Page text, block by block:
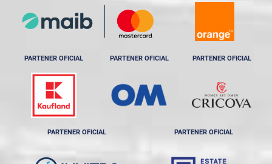
PARTENER OFICIAL PARTENER OFICIAL PARTENER OFICIAL
PARTENER OFICIAL PARTENER OFICIAL